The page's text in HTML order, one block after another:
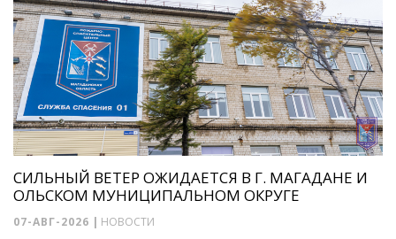
СИЛЬНЫЙ ВЕТЕР ОЖИДАЕТСЯ В Г. МАГАДАНЕ И
ОЛЬСКОМ МУНИЦИПАЛЬНОМ ОКРУГЕ
07-АВГ-2026 | НОВОСТИ